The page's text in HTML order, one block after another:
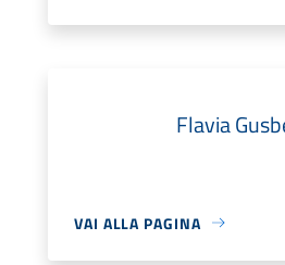
Flavia
VAI ALLA PAGINA